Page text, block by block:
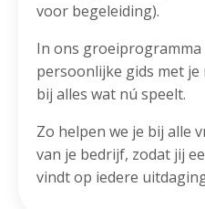
voor begeleiding).
In ons
persoonlijke gids met
bij alles wat nú speelt.
Zo helpen we je bij alle
van je bedrijf, zodat jij
vindt op iedere